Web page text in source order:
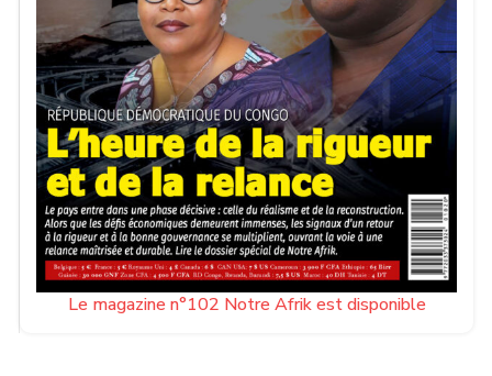
Le magazine n°102 Notre Afrik est disponible